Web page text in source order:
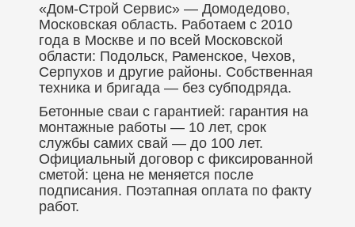
«Дом-Строй Сервис» — Домодедово,
Московская область. Работаем с 2010
года в Москве и по всей Московской
области: Подольск, Раменское, Чехов,
Серпухов и другие районы. Собственная
техника и бригада — без субподряда.
Бетонные сваи с гарантией: гарантия на
монтажные работы — 10 лет, срок
службы самих свай — до 100 лет.
Официальный договор с фиксированной
сметой: цена не меняется после
подписания. Поэтапная оплата по факту
работ.